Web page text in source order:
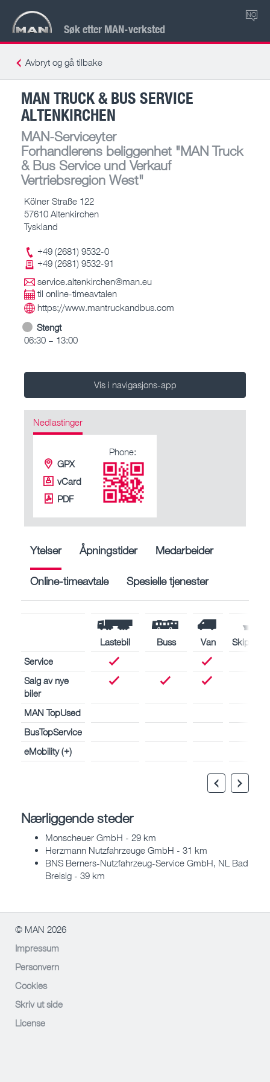
Søk etter MAN-verksted
NO
Avbryt og gå tilbake
MAN TRUCK & BUS SERVICE
ALTENKIRCHEN
MAN-Serviceyter
Forhandlerens beliggenhet "MAN Truck
& Bus Service und Verkauf
Vertriebsregion West"
Kölner Straße 122
57610 Altenkirchen
Tyskland
+49 (2681) 9532-0
+49 (2681) 9532-91
service.altenkirchen@man.eu
til online-timeavtalen
https://www.mantruckandbus.com
Stengt
06:30 – 13:00
Vis i navigasjons-app
Nedlastinger
GPX
vCard
PDF
Phone:
Ytelser Åpningstider Medarbeider
Online-timeavtale Spesielle tjenester
Lastebil Buss Van
Service
Salg av nye
biler
MAN TopUsed
BusTopService
eMobility (+)
Nærliggende steder
Monscheuer GmbH - 29 km
Herzmann Nutzfahrzeuge GmbH - 31 km
BNS Berners-Nutzfahrzeug-Service GmbH, NL Bad
Breisig - 39 km
© MAN 2026
Impressum
Personvern
Cookies
Skriv ut side
License